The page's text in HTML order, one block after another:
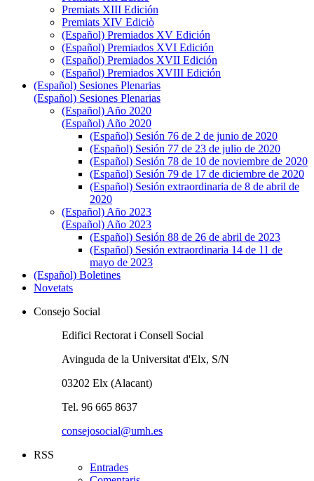
Premiats XIII Edición
Premiats XIV Ediciò
(Español) Premiados XV Edición
(Español) Premiados XVI Edición
(Español) Premiados XVII Edición
(Español) Premiados XVIII Edición
(Español) Sesiones Plenarias
(Español) Sesiones Plenarias
(Español) Año 2020
(Español) Año 2020
(Español) Sesión 76 de 2 de junio de 2020
(Español) Sesión 77 de 23 de julio de 2020
(Español) Sesión 78 de 10 de noviembre de 2020
(Español) Sesión 79 de 17 de diciembre de 2020
(Español) Sesión extraordinaria de 8 de abril de
2020
(Español) Año 2023
(Español) Año 2023
(Español) Sesión 88 de 26 de abril de 2023
(Español) Sesión extraordinaria 14 de 11 de
mayo de 2023
(Español) Boletines
Novetats
Consejo Social
Edifici Rectorat i Consell Social
Avinguda de la Universitat d'Elx, S/N
03202 Elx (Alacant)
Tel. 96 665 8637
consejosocial@umh.es
RSS
Entrades